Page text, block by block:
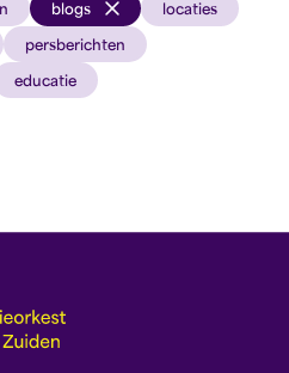
blogs locaties
persberichten
educatie